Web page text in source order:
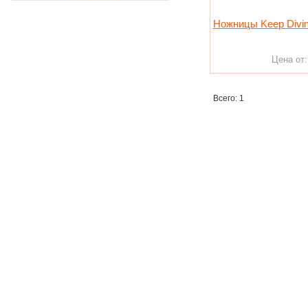
Ножницы Keep
Цена от:
Всего: 1